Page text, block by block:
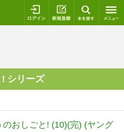
ログイン 新規登録
! シリーズ
のおしごと! (10)(完) (ヤング